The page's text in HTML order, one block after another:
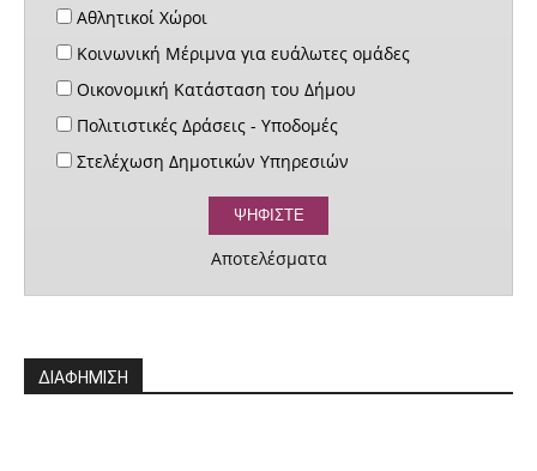
Αθλητικοί Χώροι
Κοινωνική Μέριμνα για ευάλωτες ομάδες
Οικονομική Κατάσταση του Δήμου
Πολιτιστικές Δράσεις - Υποδομές
Στελέχωση Δημοτικών Υπηρεσιών
Αποτελέσματα
ΔΙΑΦΗΜΙΣΗ